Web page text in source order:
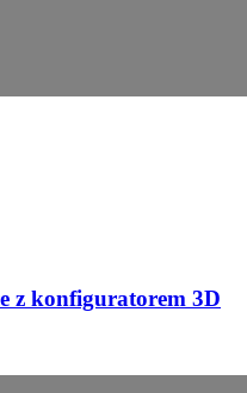
z konfiguratorem 3D